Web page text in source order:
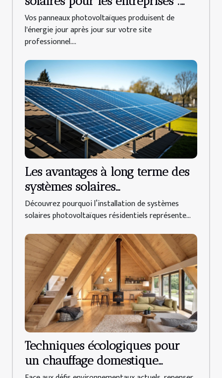
trouvez votre spécialiste au
Mans !
Vos panneaux photovoltaïques produisent de
l'énergie jour après jour sur votre site
professionnel....
Les avantages à long terme des
systèmes solaires
photovoltaïques résidentiels
Découvrez pourquoi l’installation de systèmes
solaires photovoltaïques résidentiels représente...
Techniques écologiques pour
un chauffage domestique